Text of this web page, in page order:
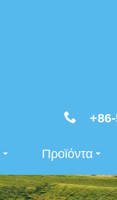
Προϊόντα